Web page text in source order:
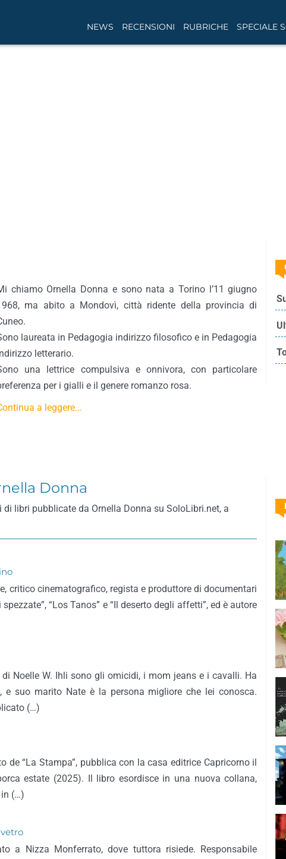
NEWS RECENSIONI RUBRICHE SPECIALE
chiamo Ornella Donna e sono nata a Torino l’11 giugno
ma abito a Mondovì, città ridente della provincia di
laureata in Pedagogia indirizzo filosofico e in Pedagogia
letterario.
una lettrice compulsiva e onnivora, con particolare
per i gialli e il genere romanzo rosa.
a leggere...
Donna
libri pubblicate da Ornella Donna su SoloLibri.net, a
critico cinematografico, regista e produttore di documentari
“Los Tanos” e “Il deserto degli affetti”, ed è autore
Noelle W. Ihli sono gli omicidi, i mom jeans e i cavalli. Ha
e suo marito Nate è la persona migliore che lei conosca.
(…)
de “La Stampa”, pubblica con la casa editrice Capricorno il
estate (2025). Il libro esordisce in una nuova collana,
in (…)
a Nizza Monferrato, dove tuttora risiede. Responsabile